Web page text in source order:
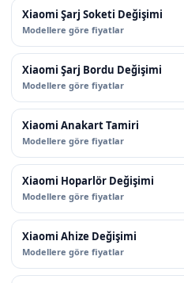
Xiaomi Şarj Soketi Değişimi
Modellere göre fiyatlar
Xiaomi Şarj Bordu Değişimi
Modellere göre fiyatlar
Xiaomi Anakart Tamiri
Modellere göre fiyatlar
Xiaomi Hoparlör Değişimi
Modellere göre fiyatlar
Xiaomi Ahize Değişimi
Modellere göre fiyatlar